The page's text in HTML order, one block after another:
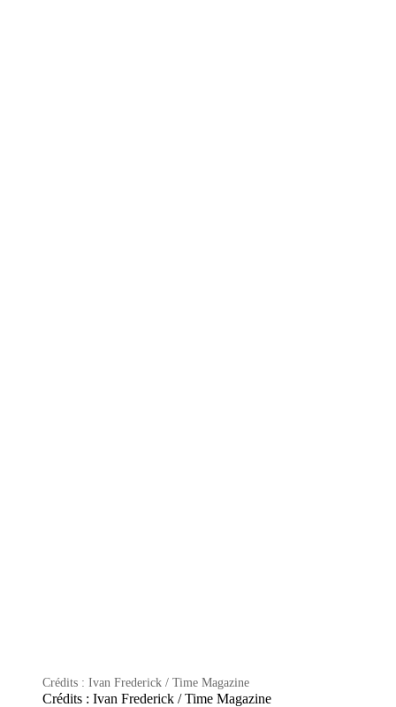
Crédits : Ivan Frederick / Time Magazine
Crédits : Ivan Frederick / Time Magazine